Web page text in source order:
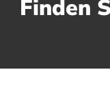
Finden